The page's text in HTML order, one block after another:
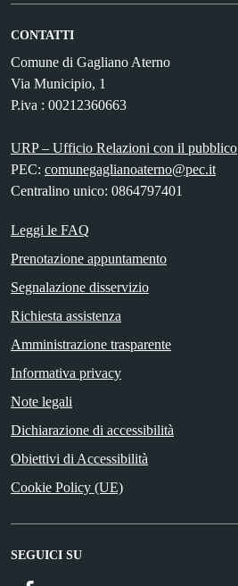
CONTATTI
Comune di Gagliano Aterno
Via Municipio, 1
P.iva : 00212360663
URP – Ufficio Relazioni con il pubblico
PEC: comunegaglianoaterno@pec.it
Centralino unico: 0864797401
Leggi le FAQ
Prenotazione appuntamento
Segnalazione disservizio
Richiesta assistenza
Amministrazione trasparente
Informativa privacy
Note legali
Dichiarazione di accessibilità
Obiettivi di Accessibilità
Cookie Policy (UE)
SEGUICI SU